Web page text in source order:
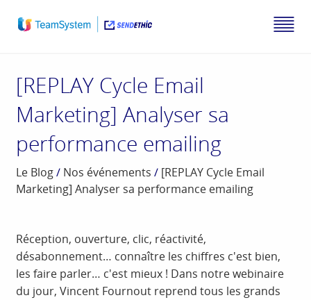
[REPLAY Cycle Email
Marketing] Analyser sa
performance emailing
Le Blog/ Nos événements / [REPLAY Cycle Email
Marketing] Analyser sa performance emailing
Réception, ouverture, clic, réactivité,
désabonnement… connaître les chiffres c'est bien,
les faire parler… c'est mieux ! Dans notre webinaire
du jour, Vincent Fournout reprend tous les grands